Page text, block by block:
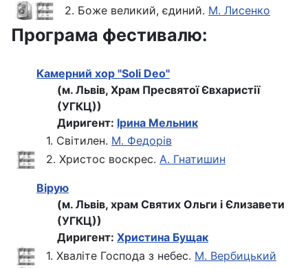
2. Боже великий, єдиний. М. Лисенко
Програма фестивалю:
Камерний хор "Soli Deo"
(м. Львів, Храм Пресвятої Євхаристії
(УГКЦ))
Диригент: Ірина Мельник
1. Світилен. М. Федорів
2. Христос воскрес. А. Гнатишин
Вірую
(м. Львів, храм Святих Ольги і Єлизавети
(УГКЦ))
Диригент: Христина Бущак
1. Хваліте Господа з небес. М. Вербицький